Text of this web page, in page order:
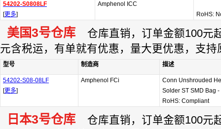
54202-S0808LF
[更多]
Amphenol ICC
RoHS:
美国3号仓库 仓库直销，订单金额100元
元含税运，有单就有优惠，量大更优惠，支持
型号 制造商 描述
54202-S08-08LF
[更多]
Amphenol FCi
Conn Unshrouded
Solder ST SMD Bag
RoHS: Compliant
日本3号仓库 仓库直销，订单金额100元